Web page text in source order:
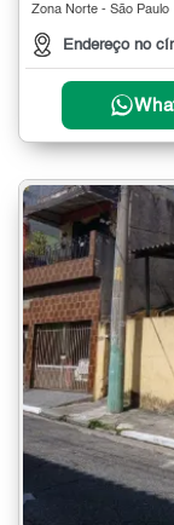
Zona Norte - São Paulo
Endereço no